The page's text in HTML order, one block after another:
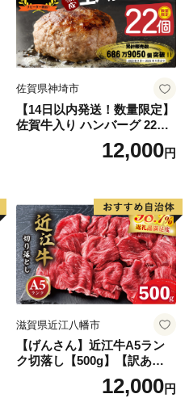
佐賀県神埼市
【14日以内発送！数量限定】
佐賀牛入り ハンバーグ 22個
2.6kg(120g×22個)【佐賀牛
黒毛和牛 ブランド牛 九州 ハ
気】(H083106)
12,000円
滋賀県近江八幡市
【げんさん】近江牛A5ラン
ク切落し【500g】【訳あり】
12,000円